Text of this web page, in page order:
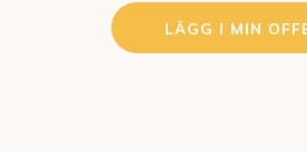
Off
250
LÄGG I MIN